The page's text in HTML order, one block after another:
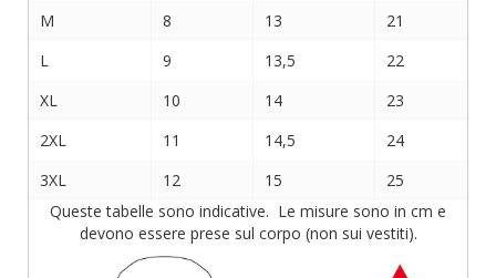
M
8 13
21
L
9 13,5
22
XL
10 14
23
2XL
11 14,5
24
3XL
12 15
25
Queste tabelle sono indicative. Le misure sono in cm e
devono essere prese sul corpo (non sui vestiti).